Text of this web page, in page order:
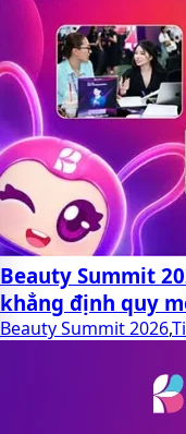
Beauty Summit
khẳng định quy
Beauty Summit 2026,